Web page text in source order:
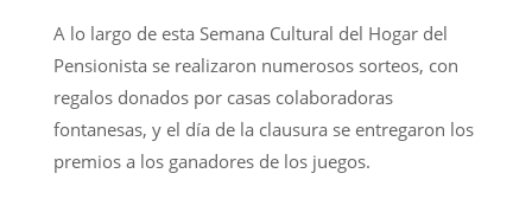
A lo largo de esta Semana Cultural del Hogar del
Pensionista se realizaron numerosos sorteos, con
regalos donados por casas colaboradoras
fontanesas, y el día de la clausura se entregaron los
premios a los ganadores de los juegos.